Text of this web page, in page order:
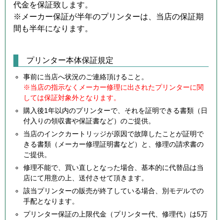
代金を保証致します。
※メーカー保証が半年のプリンターは、当店の保証期
間も半年になります。
プリンター本体保証規定
事前に当店へ状況のご連絡頂けること。
※当店の指示なくメーカー修理に出されたプリンターに関
しては保証対象外となります。
購入後1年以内のプリンターで、それを証明できる書類（日
付入りの領収書や保証書など）のご提供。
当店のインクカートリッジが原因で故障したことが証明で
きる書類（メーカー修理証明書など）と、修理の請求書の
ご提供。
修理不能で、買い直しとなった場合、基本的に代替品は当
店にて用意の上、送付させて頂きます。
該当プリンターの販売が終了している場合、別モデルでの
手配となります。
プリンター保証の上限代金（プリンター代、修理代）は5万